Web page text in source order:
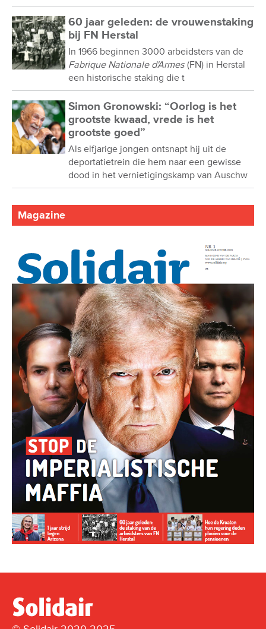
60 jaar geleden: de vrouwenstaking
bij FN Herstal
In 1966 beginnen 3000 arbeidsters van de
Fabrique Nationale d'Armes (FN) in Herstal
een historische staking die t
Simon Gronowski: “Oorlog is het
grootste kwaad, vrede is het
grootste goed”
Als elfjarige jongen ontsnapt hij uit de
deportatietrein die hem naar een gewisse
dood in het vernietigingskamp van Auschw
Magazine